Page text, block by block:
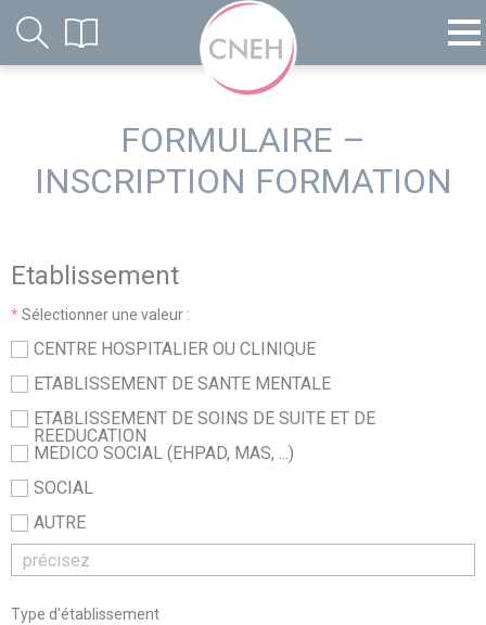
FORMULAIRE –
INSCRIPTION FORMATION
Etablissement
*Sélectionner une valeur :
CENTRE HOSPITALIER OU CLINIQUE
ETABLISSEMENT DE SANTE MENTALE
ETABLISSEMENT DE SOINS DE SUITE ET DE
REEDUCATION
MEDICO SOCIAL (EHPAD, MAS, ...)
SOCIAL
AUTRE
Type d'établissement